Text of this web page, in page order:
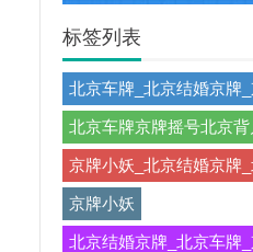
标签列表
北京车牌_北京结婚京牌
北京车牌京牌摇号北京
京牌小妖_北京结婚京牌
京牌小妖
北京结婚京牌_北京车牌